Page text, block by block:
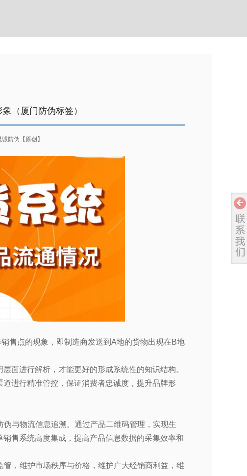
（厦门防伪标签）
诚防伪 【原创】
点的现象，即制造商发送到A地的货物出现在B地
面进行解析，才能更好的形成系统性的知识结构。
进行精准管控，保证消费者忠诚度，提升品牌形
与物流信息追溯。通过产品二维码管理，实现生
售系统高度集成，提高产品信息数据的采集效率和
，维护市场秩序与价格，维护广大经销商利益，维